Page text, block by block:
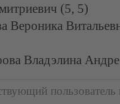
(5, 5)
Вероника
Владэлина
пользователь